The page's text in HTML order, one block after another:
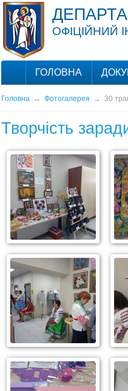
ОФІЦІЙНИЙ
ГОЛОВНА
Головна→ Фотогалерея → 30
Творчість